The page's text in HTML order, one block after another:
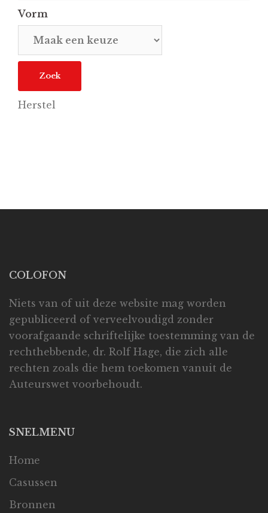
Vorm
Herstel
COLOFON
Niets van of uit deze website mag worden
gepubliceerd of verveelvoudigd zonder
voorafgaande schriftelijke toestemming van de
rechthebbende, dr. Rolf Hage, die zich alle
rechten zoals die hem toekomen vanuit de
Auteurswet voorbehoudt.
SNELMENU
Home
Casussen
Bronnen